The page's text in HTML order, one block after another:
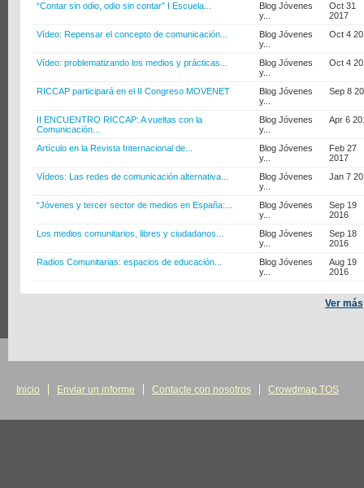
“Contar sin odio, odio sin contar” I Escuela...
Blog Jóvenes
y...
Oct 31
2017
Vídeo: Repensar el concepto de comunicación...
Blog Jóvenes
y...
Oct 4
Vídeo: problematizando los medios y prácticas...
Blog Jóvenes
y...
Oct 4
RICCAP participará en el II Congreso MOVENET
Blog Jóvenes
y...
Sep 8
II ENCUENTRO RICCAP: A vueltas con la
Comunicación...
Blog Jóvenes
y...
Apr 6
Artículo en la Revista Internacional de...
Blog Jóvenes
y...
Feb 27
2017
Vídeos: Las redes de comunicación alternativa...
Blog Jóvenes
y...
Jan 7
“Jóvenes y tercer sector de medios en España:...
Blog Jóvenes
y...
Sep 19
2016
Los medios comunitarios, libres y ciudadanos...
Blog Jóvenes
y...
Sep 18
2016
Radios Comunitarias: espacios de educación...
Blog Jóvenes
y...
Aug 19
2016
Ver más
Inicio Enviar un informe Contacte con nosotros Crowdmap TOS